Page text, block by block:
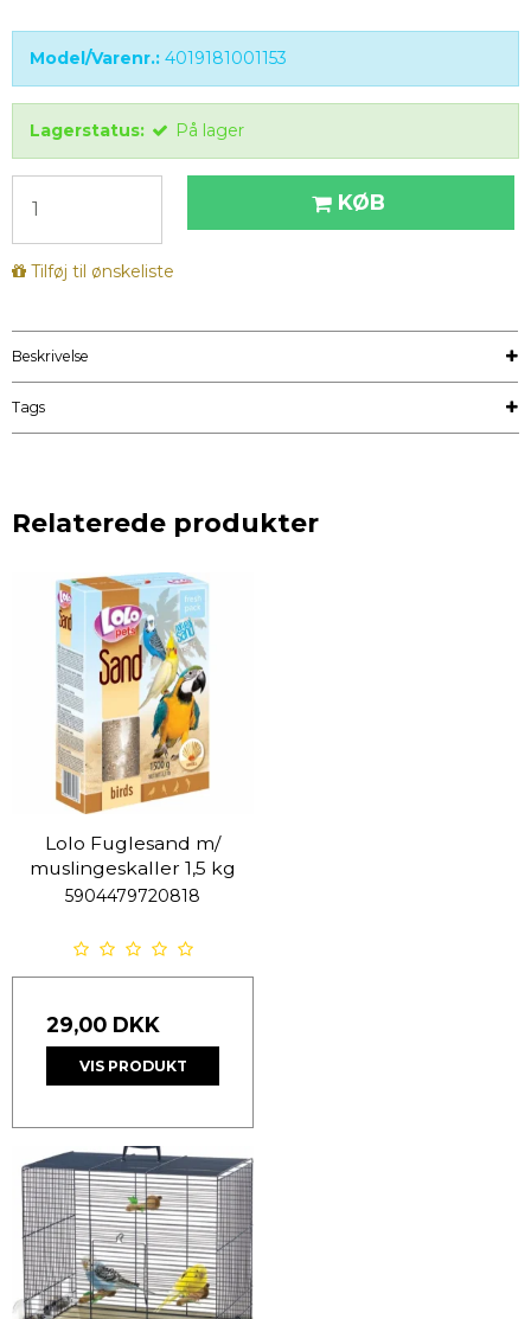
Model/Varenr.: 4019181001153
Lagerstatus: På lager
KØB
Tilføj til ønskeliste
Beskrivelse
Tags
Relaterede produkter
Lolo Fuglesand m/
muslingeskaller 1,5 kg
5904479720818
29,00 DKK
VIS PRODUKT